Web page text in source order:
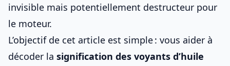
invisible mais potentiellement destructeur pour
le moteur.
L’objectif de cet article est simple : vous aider à
décoder la signification des voyants d’huile